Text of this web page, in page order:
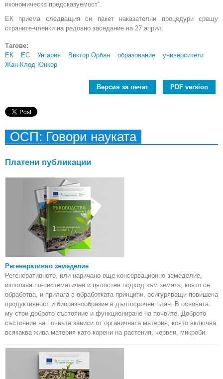
икономическа предсказуемост“.
ЕК приема следващия си пакет наказателни процедури срещу
страните-членки на редовно заседание на 27 април.
Тагове:
ЕК
ЕС Унгария Виктор Орбан образование
университети
Жан-Клод Юнкер
Версия за печат PDF version
ОСП: Говори науката
Платени публикации
Регенеративно земеделие
Регенеративното, или наричано още консервационно земеделие,
използва по-систематичен и цялостен подход към земята, която се
обработва, и прилага в обработката принципи, осигуряващи повишена
продуктивност и биоразнообразие в дългосрочен план. В основата
му стои доброто състояние и функциониране на почвите. Доброто
състояние на почвата зависи от органичната материя, която включва
всякаква жива материя като корени на растения, червеи, микроби.